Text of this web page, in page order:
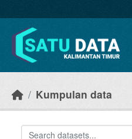
Kumpulan data